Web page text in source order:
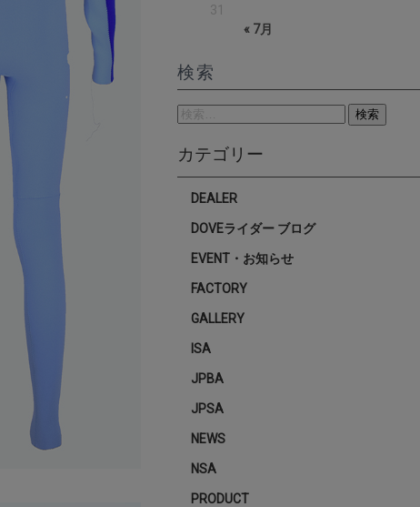
« 7月
31
検索
検
索:
カテゴリー
DEALER
DOVEライダー ブログ
EVENT・お知らせ
FACTORY
GALLERY
ISA
JPBA
JPSA
NEWS
NSA
PRODUCT